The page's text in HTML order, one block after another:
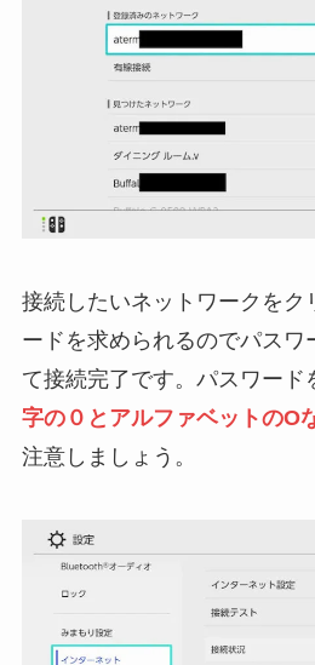
接続したいネットワークをク
ードを求められるのでパスワ
て接続完了です。パスワード
字の０とアルファベットのO
注意しましょう。